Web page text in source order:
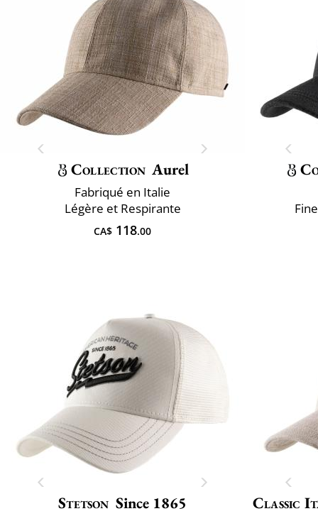
Collection Aurel
Fabriqué en Italie
Légère et Respirante
CA$ 118.00
Stetson Since 1865 Classic